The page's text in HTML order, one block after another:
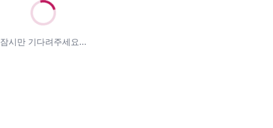
잠시만 기다려주세요...